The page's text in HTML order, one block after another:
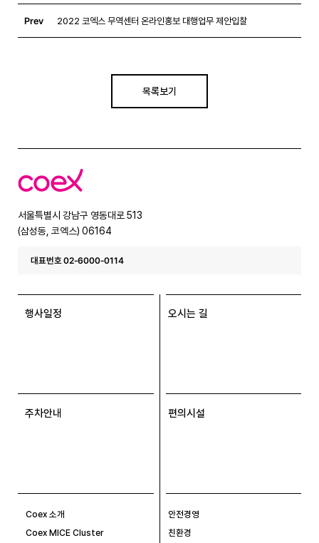
Prev 2022 코엑스 무역센터 온라인홍보 대행업무 제안입찰
목록보기
코
엑
서울특별시 강남구 영동대로 513
(삼성동, 코엑스) 06164
대표번호 02-6000-0114
행사일정 오시는 길
주차안내 편의시설
Coex 소개
Coex MICE Cluster
안전경영
친환경